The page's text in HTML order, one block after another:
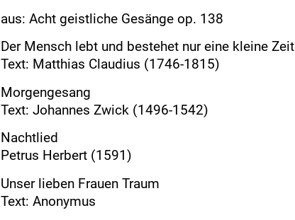
aus: Acht geistliche Gesänge op. 138
Der Mensch lebt und bestehet nur eine kleine Zeit
Text: Matthias Claudius (1746-1815)
Morgengesang
Text: Johannes Zwick (1496-1542)
Nachtlied
Petrus Herbert (1591)
Unser lieben Frauen Traum
Text: Anonymus